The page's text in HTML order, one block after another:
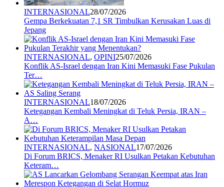
INTERNASIONAL28/07/2026
Gempa Berkekuatan 7,1 SR Timbulkan Kerusakan Luas di
Jepang
INTERNASIONAL, OPINI25/07/2026
Konflik AS-Israel dengan Iran Kini Memasuki Fase Pukulan
Ter…
INTERNASIONAL18/07/2026
Ketegangan Kembali Meningkat di Teluk Persia, IRAN –
A…
INTERNASIONAL, NASIONAL17/07/2026
Di Forum BRICS, Menaker RI Usulkan Petakan Kebutuhan
Keteram…